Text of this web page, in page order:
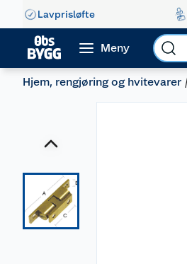
Lavprisløfte
Meny
Hjem, rengjøring og hvitevarer